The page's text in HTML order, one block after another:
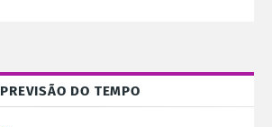
PREVISÃO DO TEMPO